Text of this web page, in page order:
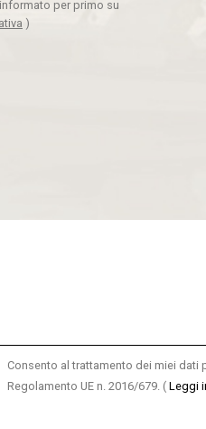
per primo su
)
Consento al trattamento dei miei dati
Regolamento UE n. 2016/679. ( Leggi